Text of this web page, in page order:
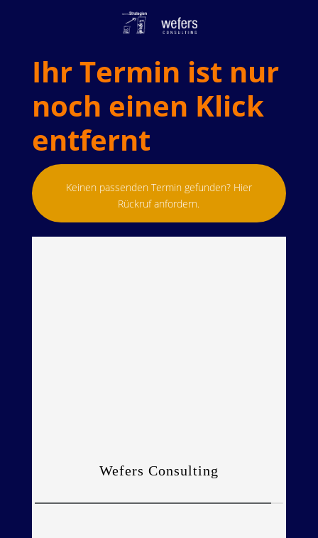
Ihr Termin ist nur
noch einen Klick
entfernt
Keinen passenden Termin gefunden? Hier
Rückruf anfordern.